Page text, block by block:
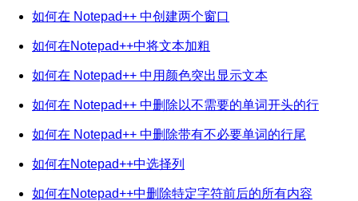
如何在 Notepad++ 中创建两个窗口
如何在Notepad++中将文本加粗
如何在 Notepad++ 中用颜色突出显示文本
如何在 Notepad++ 中删除以不需要的单词开头的行
如何在 Notepad++ 中删除带有不必要单词的行尾
如何在Notepad++中选择列
如何在Notepad++中删除特定字符前后的所有内容